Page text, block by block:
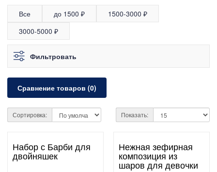
Все до 1500 ₽
1500-3000 ₽
3000-5000 ₽
Фильтровать
Сравнение товаров (0)
Сортировка: Показать:
Набор с Барби для
двойняшек
Нежная зефирная
композиция из
шаров для девочки